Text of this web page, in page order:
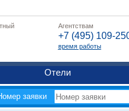
Агентствам
+7 (495) 109-
время работы
Отели
заявки